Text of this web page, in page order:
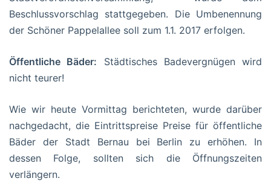
Beschlussvorschlag stattgegeben. Die Umbenennung
der Schöner Pappelallee soll zum 1.1. 2017 erfolgen.
Öffentliche Bäder: Städtisches Badevergnügen wird
nicht teurer!
Wie wir heute Vormittag berichteten, wurde darüber
nachgedacht, die Eintrittspreise Preise für öffentliche
Bäder der Stadt Bernau bei Berlin zu erhöhen. In
dessen Folge, sollten sich die Öffnungszeiten
verlängern.